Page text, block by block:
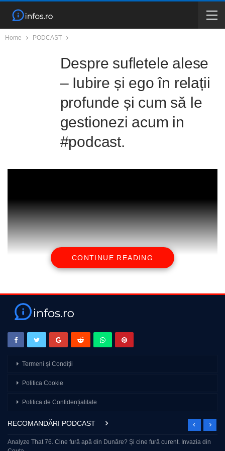
Home PODCAST
Despre sufletele alese
– Iubire și ego în relații
profunde și cum să le
gestionezi acum in
#podcast.
#damiandraghici #podcast
source
CONTINUE READING
Termeni și Condiții
Politica Cookie
Politica de Confidențialitate
RECOMANDĂRI PODCAST
Analyze That 76. Cine fură apă din Dunăre? Și cine fură curent. Invazia din